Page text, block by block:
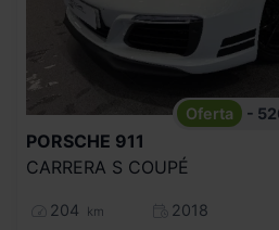
-
PORSCHE 911
CARRERA S COUPÉ
204 km
2018